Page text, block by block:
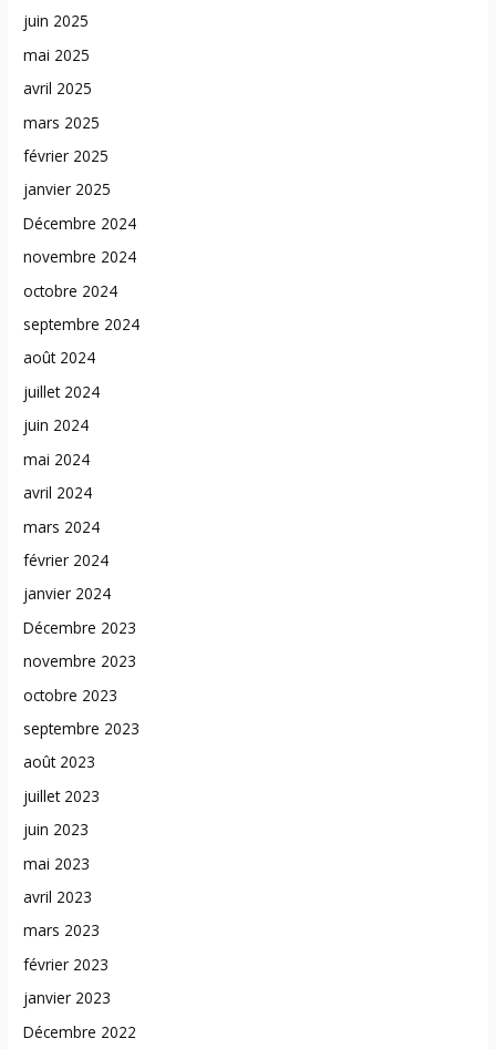
juin 2025
mai 2025
avril 2025
mars 2025
février 2025
janvier 2025
Décembre 2024
novembre 2024
octobre 2024
septembre 2024
août 2024
juillet 2024
juin 2024
mai 2024
avril 2024
mars 2024
février 2024
janvier 2024
Décembre 2023
novembre 2023
octobre 2023
septembre 2023
août 2023
juillet 2023
juin 2023
mai 2023
avril 2023
mars 2023
février 2023
janvier 2023
Décembre 2022